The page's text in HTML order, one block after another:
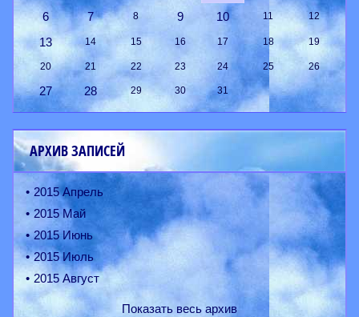
6 7 8 9 10 11 12
13 14 15 16 17 18 19
20 21 22 23 24 25 26
27 28 29 30 31
АРХИВ ЗАПИСЕЙ
2015 Апрель
2015 Май
2015 Июнь
2015 Июль
2015 Август
Показать весь архив